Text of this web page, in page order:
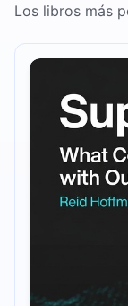
Los libros más